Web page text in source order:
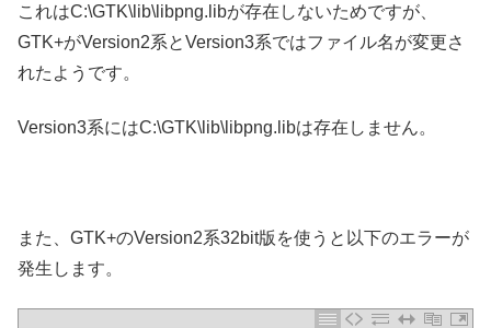
これはC:\GTK\lib\libpng.libが存在しないためですが、
GTK+がVersion2系とVersion3系ではファイル名が変更さ
れたようです。
Version3系にはC:\GTK\lib\libpng.libは存在しません。
また、GTK+のVersion2系32bit版を使うと以下のエラーが
発生します。